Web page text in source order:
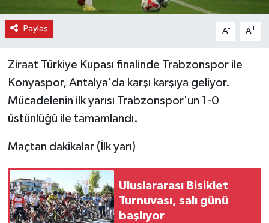
Paylaş A- A+
Ziraat Türkiye Kupası finalinde Trabzonspor ile
Konyaspor, Antalya'da karşı karşıya geliyor.
Mücadelenin ilk yarısı Trabzonspor'un 1-0
üstünlüğü ile tamamlandı.
Maçtan dakikalar (İlk yarı)
Uluslararası Bisiklet
Turnuvası, salı günü
başlıyor